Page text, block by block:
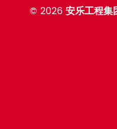
© 2026安乐工程集